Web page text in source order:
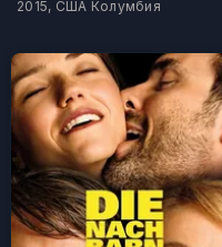
2015, США Колумбия